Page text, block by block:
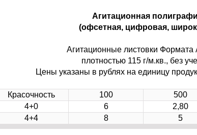
Агитационная
(офсетная, цифровая,
Агитационные листовки
плотностью 115 г/м.кв., без
Цены указаны в рублях на единицу
Красочность 100 500
4+0
6 2,80
4+4
8 5